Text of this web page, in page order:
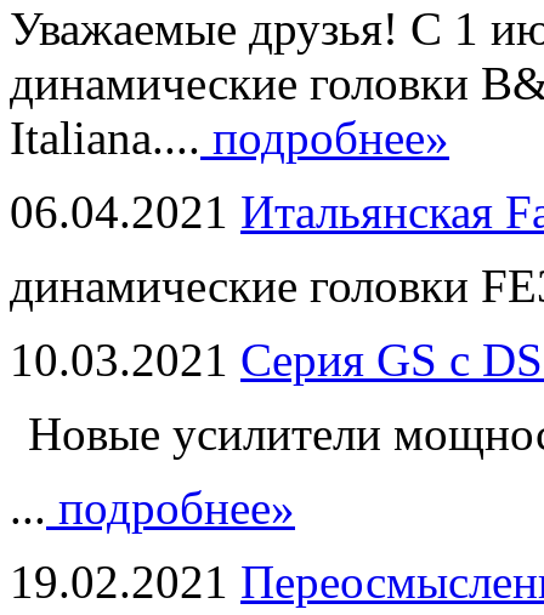
Уважаемые друзья! С 1
динамические головки
Italiana.... подробнее»
06.04.2021 Итальянская
динамические головки
10.03.2021 Серия GS с
Новые усилители
... подробнее»
19.02.2021